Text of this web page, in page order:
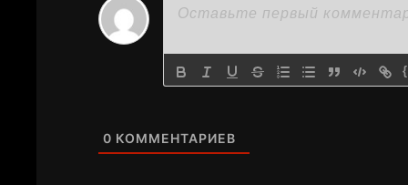
0 КОММЕНТАРИЕВ